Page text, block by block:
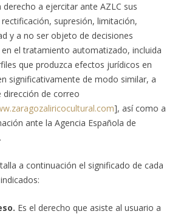
a ejercitar ante AZLC sus
supresión, limitación,
y a no ser objeto de decisiones
el tratamiento automatizado, incluida
que produzca efectos jurídicos en
significativamente de modo similar, a
dirección de correo
], así como a
ante la Agencia Española de
a continuación el significado de cada
Es el derecho que asiste al usuario a